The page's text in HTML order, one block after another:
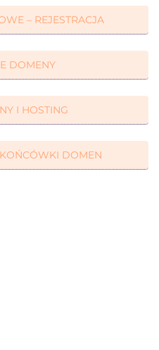
– REJESTRACJA
DOMENY
I HOSTING
DOMEN